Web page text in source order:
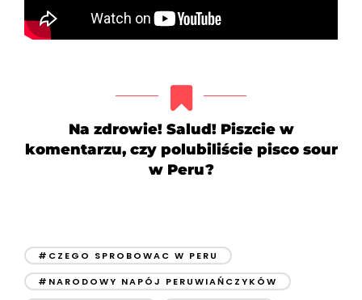
Na zdrowie! Salud! Piszcie w
komentarzu, czy polubiliście pisco sour
w Peru?
#CZEGO SPROBOWAC W PERU
#NARODOWY NAPÓJ PERUWIAŃCZYKÓW